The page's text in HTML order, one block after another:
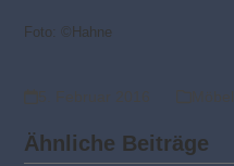
Foto: ©Hahne
Ähnliche Beiträge